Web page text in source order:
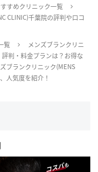
すめクリニック一覧
CLINIC)千葉院の評判や口コ
覧
メンズブランクリニ
評判・料金プランは？お得な
ブランクリニック(MENS
人気度を紹介！